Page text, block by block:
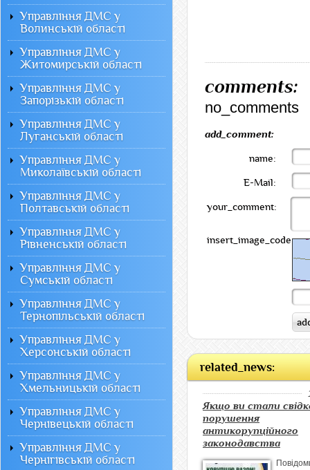
comments:
no_comments
add_comment:
name:
E-Mail:
your_comment:
insert_image_code:
related_news:
Якщо ви стали
порушення
антикорупційного
законодавства
Управління ДМС у
Волинській області
Управління ДМС у
Житомирській області
Управління ДМС у
Запорізькій області
Управління ДМС у
Луганській області
Управління ДМС у
Миколаївській області
Управління ДМС у
Полтавській області
Управління ДМС у
Рівненській області
Управління ДМС у
Сумській області
Управління ДМС у
Тернопільській області
Управління ДМС у
Херсонській області
Управління ДМС у
Хмельницькій області
Управління ДМС у
Чернівецькій області
Управління ДМС у
Чернігівській області